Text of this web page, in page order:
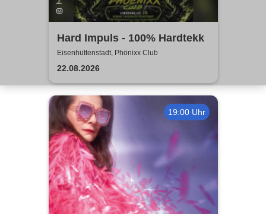
Hard Impuls - 100% Hardtekk
Eisenhüttenstadt, Phönixx Club
22.08.2026
19:00 Uhr